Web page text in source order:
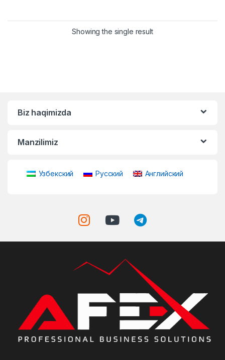
Showing the single result
Biz haqimizda
Manzilimiz
Узбекский Русский Английский